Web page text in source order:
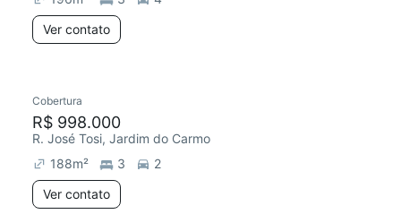
Ver contato
Cobertura
R$ 998.000
R. José Tosi, Jardim do Carmo
188m² 3
2
Ver contato